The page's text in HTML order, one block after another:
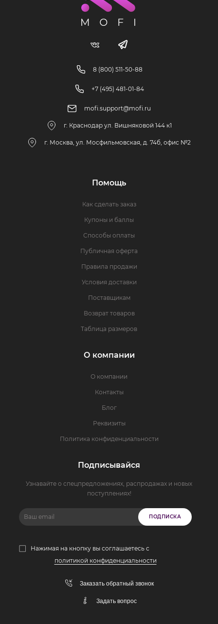
8 (800) 511-50-88
+7 (495) 481-01-84
mofi.support@mofi.ru
г. Краснодар ул. Вишняковой 144 к1
г. Москва, ул. Мосфильмовская, д. 74б, офис №2
Помощь
Как сделать заказ
Купоны и баллы
Способы оплаты
Публичная оферта
Правила продажи
Условия доставки
Поставщикам
Возврат товаров
Таблица размеров
О компании
О компании
Контакты
Блог
Реквизиты
Политика конфиденциальности
Подписывайся
Узнавайте о спецпредложениях, распродажах и новых
поступлениях!
ПОДПИСКА
Нажимая на кнопку вы соглашаетесь с
политикой конфиденциальности
Заказать обратный звонок
Задать вопрос